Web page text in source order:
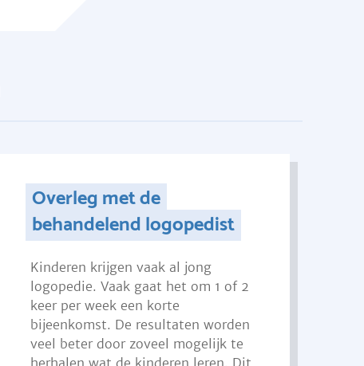
Overleg met de
behandelend logopedist
Kinderen krijgen vaak al jong
logopedie. Vaak gaat het om 1 of 2
keer per week een korte
bijeenkomst. De resultaten worden
veel beter door zoveel mogelijk te
herhalen wat de kinderen leren. Dit